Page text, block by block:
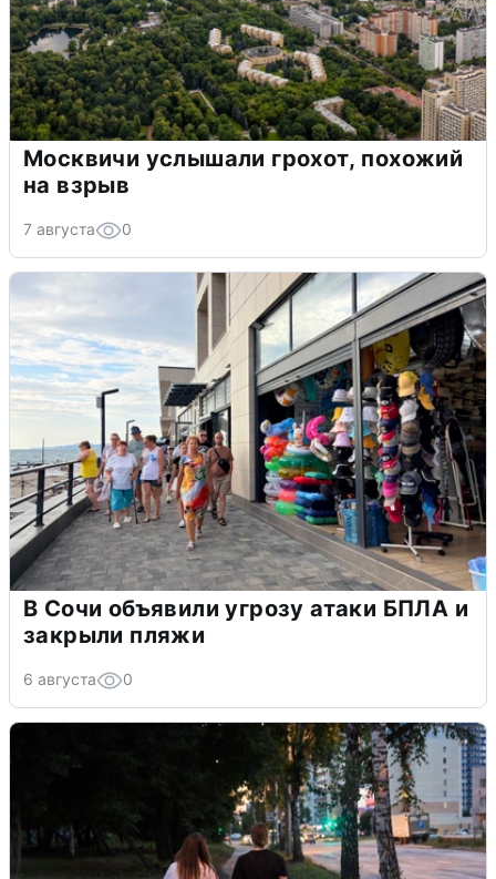
Москвичи услышали грохот, похожий
на взрыв
7 августа 0
В Сочи объявили угрозу атаки БПЛА и
закрыли пляжи
6 августа 0